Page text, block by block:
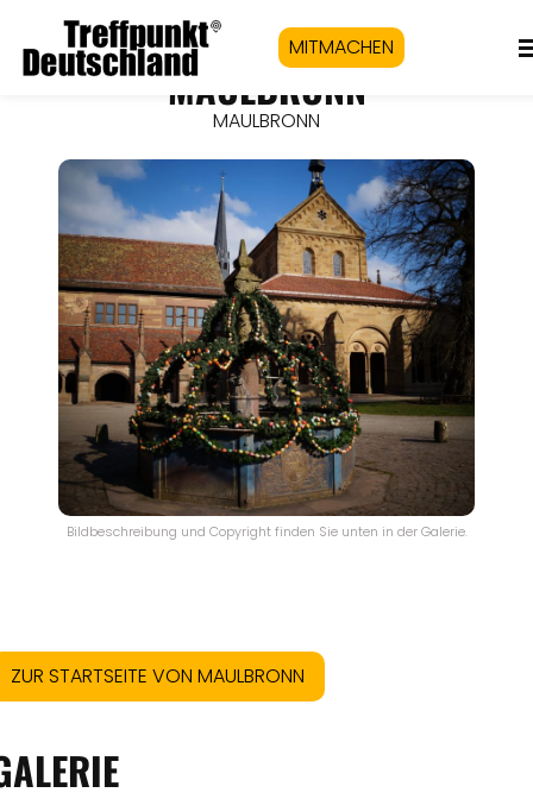
MITMACHEN
MAULBRONN
MAULBRONN
Bildbeschreibung und Copyright finden Sie unten in der Galerie.
ZUR STARTSEITE VON MAULBRONN